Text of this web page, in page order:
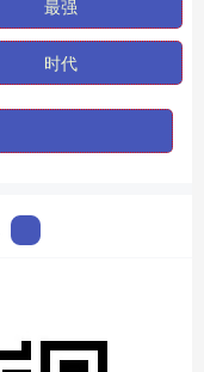
最强
时代